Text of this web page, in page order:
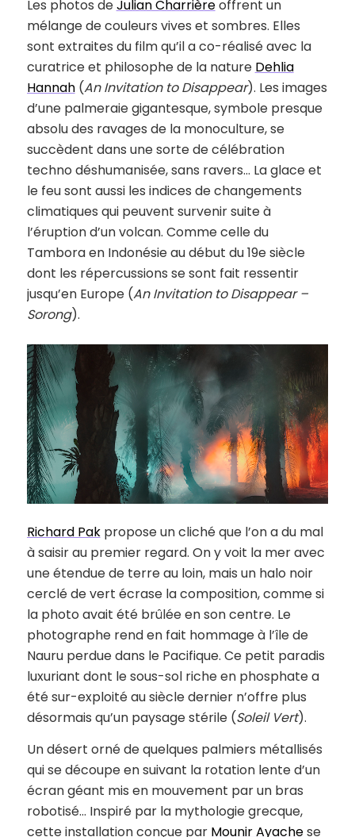
Les photos deJulian Charrièreoffrent un
mélange de couleurs vives et sombres. Elles
sont extraites du film qu’il a co-réalisé avec la
curatrice et philosophe de la nature Dehlia
Hannah(An Invitation to Disappear). Les images
d’une palmeraie gigantesque, symbole presque
absolu des ravages de la monoculture, se
succèdent dans une sorte de célébration
techno déshumanisée, sans ravers… La glace et
le feu sont aussi les indices de changements
climatiques qui peuvent survenir suite à
l’éruption d’un volcan. Comme celle du
Tambora en Indonésie au début du 19e siècle
dont les répercussions se sont fait ressentir
jusqu’en Europe (An Invitation to Disappear –
Sorong).
Richard Pakpropose un cliché que l’on a du mal
à saisir au premier regard. On y voit la mer avec
une étendue de terre au loin, mais un halo noir
cerclé de vert écrase la composition, comme si
la photo avait été brûlée en son centre. Le
photographe rend en fait hommage à l’île de
Nauru perdue dans le Pacifique. Ce petit paradis
luxuriant dont le sous-sol riche en phosphate a
été sur-exploité au siècle dernier n’offre plus
désormais qu’un paysage stérile (Soleil Vert).
Un désert orné de quelques palmiers métallisés
qui se découpe en suivant la rotation lente d’un
écran géant mis en mouvement par un bras
robotisé… Inspiré par la mythologie grecque,
cette installation conçue par Mounir Ayachese